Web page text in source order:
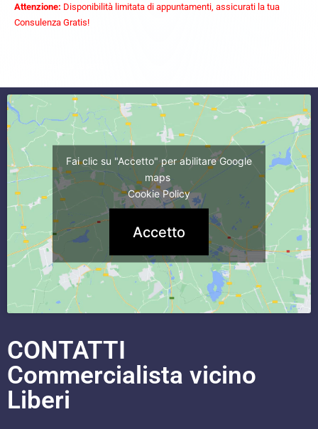
Attenzione: Disponibilità limitata di appuntamenti, assicurati la tua
Consulenza Gratis!
Fai clic su "Accetto" per abilitare Google
maps
Cookie Policy
Accetto
CONTATTI
Commercialista vicino
Liberi